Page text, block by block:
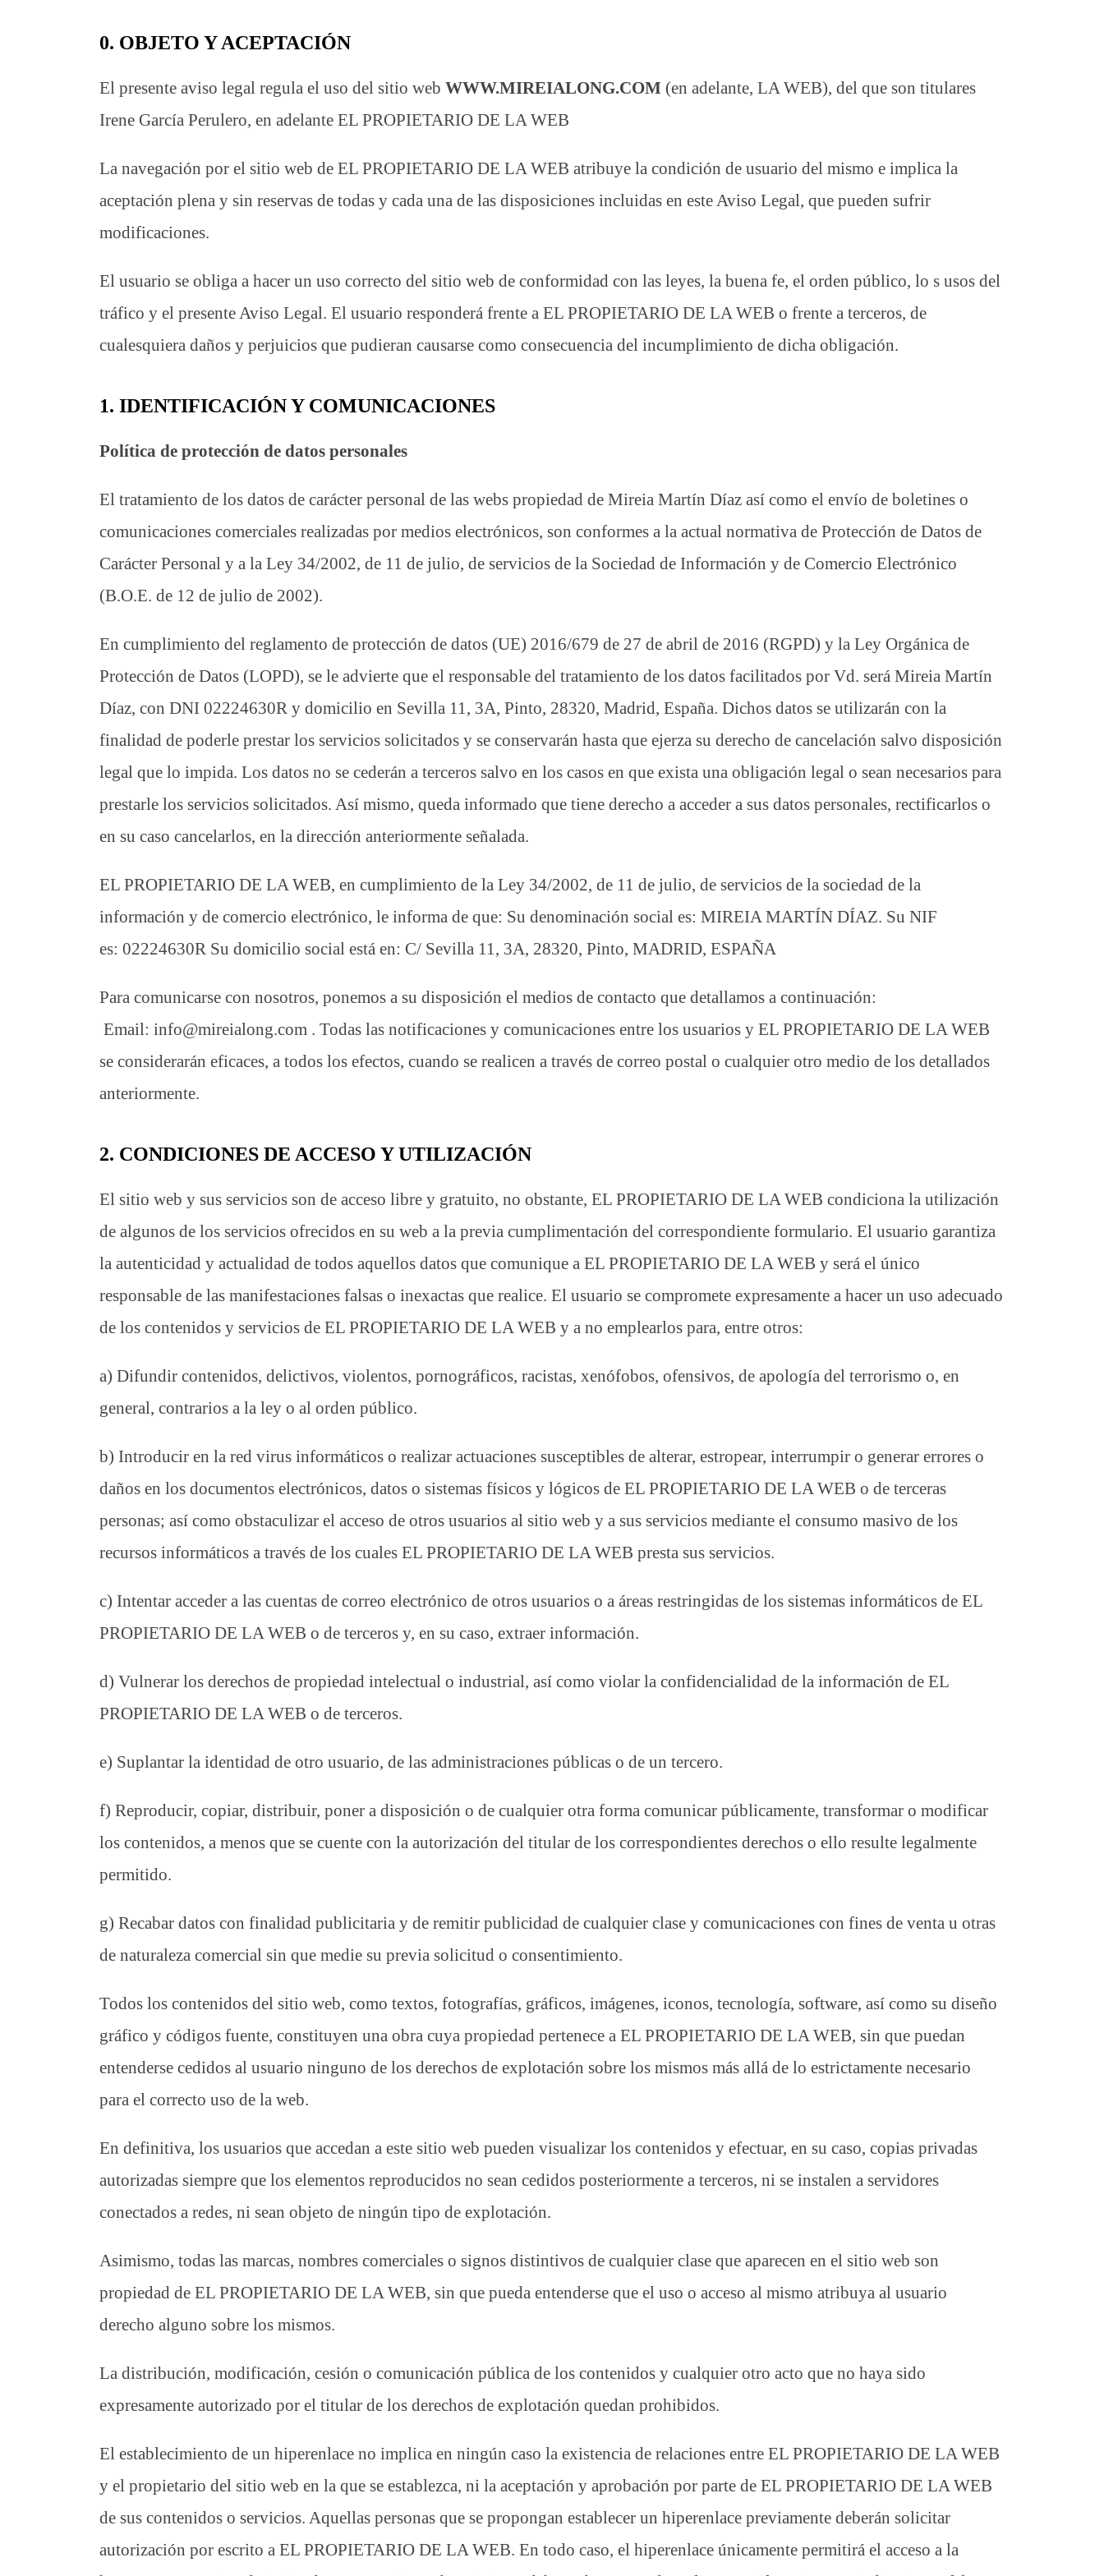
0. OBJETO Y ACEPTACIÓN
El presente aviso legal regula el uso del sitio webWWW.MIREIALONG.COM (en adelante, LA WEB), del que son titulares
Irene García Perulero, en adelante EL PROPIETARIO DE LA WEB
La navegación por el sitio web de EL PROPIETARIO DE LA WEB atribuye la condición de usuario del mismo e implica la
aceptación plena y sin reservas de todas y cada una de las disposiciones incluidas en este Aviso Legal, que pueden sufrir
modificaciones.
El usuario se obliga a hacer un uso correcto del sitio web de conformidad con las leyes, la buena fe, el orden público, lo s usos del
tráfico y el presente Aviso Legal. El usuario responderá frente a EL PROPIETARIO DE LA WEB o frente a terceros, de
cualesquiera daños y perjuicios que pudieran causarse como consecuencia del incumplimiento de dicha obligación.
1. IDENTIFICACIÓN Y COMUNICACIONES
Política de protección de datos personales
El tratamiento de los datos de carácter personal de las webs propiedad de Mireia Martín Díaz así como el envío de boletines o
comunicaciones comerciales realizadas por medios electrónicos, son conformes a la actual normativa de Protección de Datos de
Carácter Personal y a la Ley 34/2002, de 11 de julio, de servicios de la Sociedad de Información y de Comercio Electrónico
(B.O.E. de 12 de julio de 2002).
En cumplimiento del reglamento de protección de datos (UE) 2016/679 de 27 de abril de 2016 (RGPD) y la Ley Orgánica de
Protección de Datos (LOPD), se le advierte que el responsable del tratamiento de los datos facilitados por Vd. será Mireia Martín
Díaz, con DNI 02224630R y domicilio en Sevilla 11, 3A, Pinto, 28320, Madrid, España. Dichos datos se utilizarán con la
finalidad de poderle prestar los servicios solicitados y se conservarán hasta que ejerza su derecho de cancelación salvo disposición
legal que lo impida. Los datos no se cederán a terceros salvo en los casos en que exista una obligación legal o sean necesarios para
prestarle los servicios solicitados. Así mismo, queda informado que tiene derecho a acceder a sus datos personales, rectificarlos o
en su caso cancelarlos, en la dirección anteriormente señalada.
EL PROPIETARIO DE LA WEB, en cumplimiento de la Ley 34/2002, de 11 de julio, de servicios de la sociedad de la
información y de comercio electrónico, le informa de que: Su denominación social es: MIREIA MARTÍN DÍAZ. Su NIF
es: 02224630R Su domicilio social está en: C/ Sevilla 11, 3A, 28320, Pinto, MADRID, ESPAÑA
Para comunicarse con nosotros, ponemos a su disposición el medios de contacto que detallamos a continuación:
Email: info@mireialong.com . Todas las notificaciones y comunicaciones entre los usuarios y EL PROPIETARIO DE LA WEB
se considerarán eficaces, a todos los efectos, cuando se realicen a través de correo postal o cualquier otro medio de los detallados
anteriormente.
2. CONDICIONES DE ACCESO Y UTILIZACIÓN
El sitio web y sus servicios son de acceso libre y gratuito, no obstante, EL PROPIETARIO DE LA WEB condiciona la utilización
de algunos de los servicios ofrecidos en su web a la previa cumplimentación del correspondiente formulario. El usuario garantiza
la autenticidad y actualidad de todos aquellos datos que comunique a EL PROPIETARIO DE LA WEB y será el único
responsable de las manifestaciones falsas o inexactas que realice. El usuario se compromete expresamente a hacer un uso adecuado
de los contenidos y servicios de EL PROPIETARIO DE LA WEB y a no emplearlos para, entre otros:
a) Difundir contenidos, delictivos, violentos, pornográficos, racistas, xenófobos, ofensivos, de apología del terrorismo o, en
general, contrarios a la ley o al orden público.
b) Introducir en la red virus informáticos o realizar actuaciones susceptibles de alterar, estropear, interrumpir o generar errores o
daños en los documentos electrónicos, datos o sistemas físicos y lógicos de EL PROPIETARIO DE LA WEB o de terceras
personas; así como obstaculizar el acceso de otros usuarios al sitio web y a sus servicios mediante el consumo masivo de los
recursos informáticos a través de los cuales EL PROPIETARIO DE LA WEB presta sus servicios.
c) Intentar acceder a las cuentas de correo electrónico de otros usuarios o a áreas restringidas de los sistemas informáticos de EL
PROPIETARIO DE LA WEB o de terceros y, en su caso, extraer información.
d) Vulnerar los derechos de propiedad intelectual o industrial, así como violar la confidencialidad de la información de EL
PROPIETARIO DE LA WEB o de terceros.
e) Suplantar la identidad de otro usuario, de las administraciones públicas o de un tercero.
f) Reproducir, copiar, distribuir, poner a disposición o de cualquier otra forma comunicar públicamente, transformar o modificar
los contenidos, a menos que se cuente con la autorización del titular de los correspondientes derechos o ello resulte legalmente
permitido.
g) Recabar datos con finalidad publicitaria y de remitir publicidad de cualquier clase y comunicaciones con fines de venta u otras
de naturaleza comercial sin que medie su previa solicitud o consentimiento.
Todos los contenidos del sitio web, como textos, fotografías, gráficos, imágenes, iconos, tecnología, software, así como su diseño
gráfico y códigos fuente, constituyen una obra cuya propiedad pertenece a EL PROPIETARIO DE LA WEB, sin que puedan
entenderse cedidos al usuario ninguno de los derechos de explotación sobre los mismos más allá de lo estrictamente necesario
para el correcto uso de la web.
En definitiva, los usuarios que accedan a este sitio web pueden visualizar los contenidos y efectuar, en su caso, copias privadas
autorizadas siempre que los elementos reproducidos no sean cedidos posteriormente a terceros, ni se instalen a servidores
conectados a redes, ni sean objeto de ningún tipo de explotación.
Asimismo, todas las marcas, nombres comerciales o signos distintivos de cualquier clase que aparecen en el sitio web son
propiedad de EL PROPIETARIO DE LA WEB, sin que pueda entenderse que el uso o acceso al mismo atribuya al usuario
derecho alguno sobre los mismos.
La distribución, modificación, cesión o comunicación pública de los contenidos y cualquier otro acto que no haya sido
expresamente autorizado por el titular de los derechos de explotación quedan prohibidos.
El establecimiento de un hiperenlace no implica en ningún caso la existencia de relaciones entre EL PROPIETARIO DE LA WEB
y el propietario del sitio web en la que se establezca, ni la aceptación y aprobación por parte de EL PROPIETARIO DE LA WEB
de sus contenidos o servicios. Aquellas personas que se propongan establecer un hiperenlace previamente deberán solicitar
autorización por escrito a EL PROPIETARIO DE LA WEB. En todo caso, el hiperenlace únicamente permitirá el acceso a la